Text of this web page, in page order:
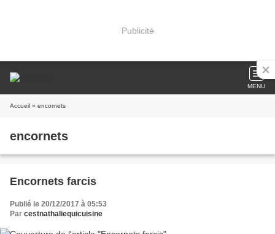
Publicité
MENU
Accueil » encornets
encornets
Encornets farcis
Publié le 20/12/2017 à 05:53
Par cestnathaliequicuisine